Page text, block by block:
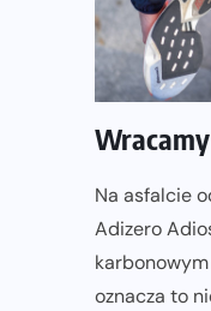
Na asfalcie
Adizero
oznacza to